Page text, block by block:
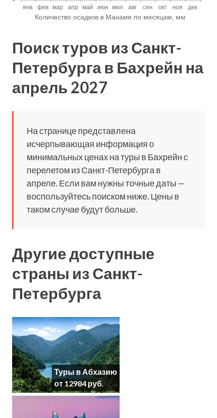
Поиск туров из Санкт-
Петербурга в Бахрейн на
апрель 2027
На странице представлена
исчерпывающая информация о
минимальных ценах на туры в Бахрейн с
перелетом из Санкт-Петербурга в
апреле. Если вам нужны точные даты —
воспользуйтесь поиском ниже. Цены в
таком случае будут больше.
Другие доступные
страны из Санкт-
Петербурга
Туры в Абхазию
от 12984 руб.